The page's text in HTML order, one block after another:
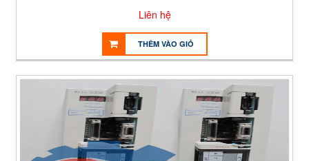
Liên hệ
THÊM VÀO GIỎ